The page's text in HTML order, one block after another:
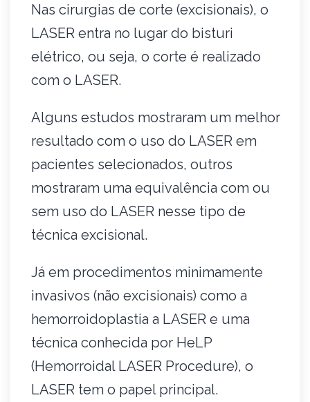
Nas cirurgias de corte (excisionais), o
LASER entra no lugar do bisturi
elétrico, ou seja, o corte é realizado
com o LASER.
Alguns estudos mostraram um melhor
resultado com o uso do LASER em
pacientes selecionados, outros
mostraram uma equivalência com ou
sem uso do LASER nesse tipo de
técnica excisional.
Já em procedimentos minimamente
invasivos (não excisionais) como a
hemorroidoplastia a LASER e uma
técnica conhecida por HeLP
(Hemorroidal LASER Procedure), o
LASER tem o papel principal.